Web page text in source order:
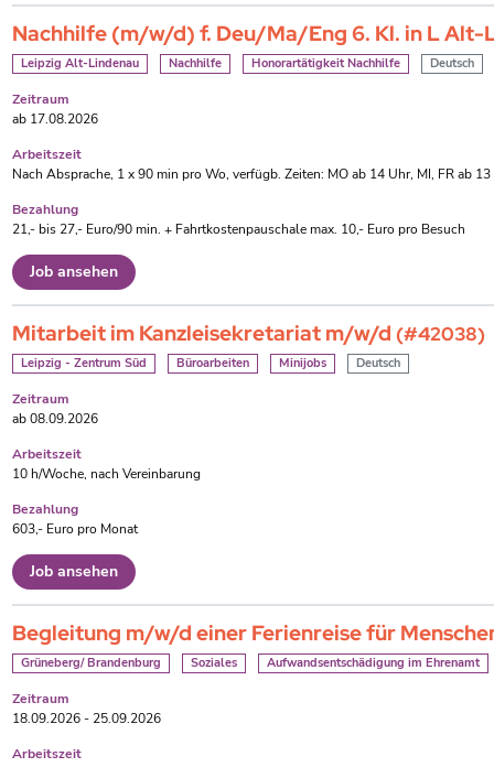
Nachhilfe (m/w/d) f. Deu/Ma/Eng 6. Kl. in L Alt-
Leipzig Alt-Lindenau Nachhilfe Honorartätigkeit Nachhilfe Deutsch
Zeitraum
ab 17.08.2026
Arbeitszeit
Nach Absprache, 1 x 90 min pro Wo, verfügb. Zeiten: MO ab 14 Uhr, MI, FR ab
Bezahlung
21,- bis 27,- Euro/90 min. + Fahrtkostenpauschale max. 10,- Euro pro Besuch
Job ansehen
Mitarbeit im Kanzleisekretariat m/w/d (#42038)
Leipzig - Zentrum Süd Büroarbeiten Minijobs Deutsch
Zeitraum
ab 08.09.2026
Arbeitszeit
10 h/Woche, nach Vereinbarung
Bezahlung
603,- Euro pro Monat
Job ansehen
Begleitung m/w/d einer Ferienreise für
Grüneberg/ Brandenburg Soziales Aufwandsentschädigung im Ehrenamt
Zeitraum
18.09.2026 - 25.09.2026
Arbeitszeit